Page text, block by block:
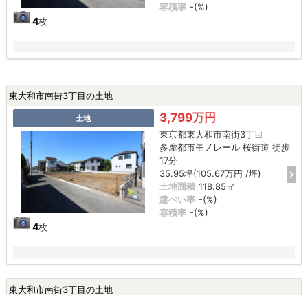
4枚
容積率 -(%)
東大和市南街3丁目の土地
土地
4枚
3,799万円
東京都東大和市南街3丁目
多摩都市モノレール 桜街道 徒歩
17分
35.95坪(105.67万円 /坪)
土地面積 118.85㎡
建ぺい率 -(%)
容積率 -(%)
東大和市南街3丁目の土地